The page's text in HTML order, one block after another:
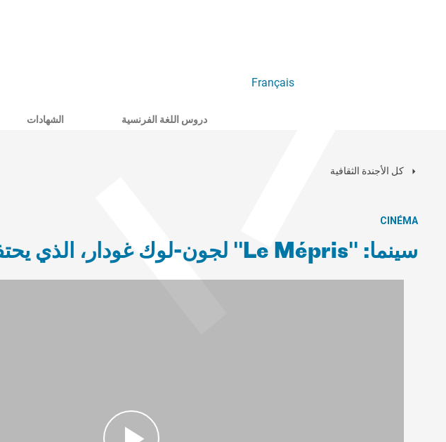
Français
دروس اللغة الفرنسية الشهادات
كل الأجندة الثقافية
CINÉMA
سينما: "Le Mépris" لجون-لوك غودار، الذي يحتفي بعيد ميلاده 60